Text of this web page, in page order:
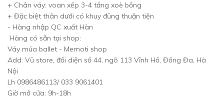
+ Chân váy: voan xếp 3-4 tầng xoè bồng
+ Đặc biệt thân dưới có khuy đũng thuận tiện
- Hàng nhập QC xuất Hàn
Hàng có sẵn tại shop:
Váy múa ballet - Memoti shop
Add: Vũ store, đối diện số 44, ngõ 113 Vĩnh Hồ, Đống Đa, Hà
Nội
Lh 0986486113/ 033 9061401
Giờ mở cửa: 9h-18h